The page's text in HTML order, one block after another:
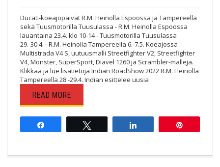
Ducati-koeajopäivät R.M. Heinolla Espoossa ja Tampereella
sekä Tuusmotorilla Tuusulassa - R.M. Heinolla Espoossa
lauantaina 23.4. klo 10-14 - Tuusmotorilla Tuusulassa
29.-30.4. - R.M. Heinolla Tampereella 6.-7.5. Koeajossa
Multistrada V4 S, uutuusmalli Streetfighter V2, Streetfighter
V4, Monster, SuperSport, Diavel 1260 ja Scrambler-malleja.
Klikkaa ja lue lisätietoja Indian RoadShow 2022 R.M. Heinolla
Tampereella 28.-29.4. Indian esittelee uusia
READ MORE